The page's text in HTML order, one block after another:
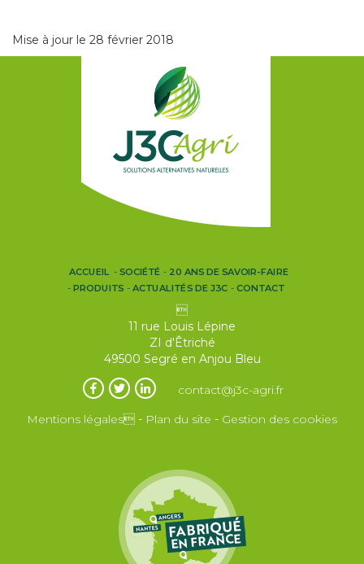
Mise à jour le 28 février 2018
ACCUEIL SOCIÉTÉ
20 ANS DE SAVOIR-FAIRE
PRODUITS
ACTUALITÉS DE J3C CONTACT

11 rue Louis Lépine
ZI d'Êtriché
49500 Segré en Anjou Bleu
contact@j3c-agri.fr
Mentions légales - Plan du site - Gestion des cookies